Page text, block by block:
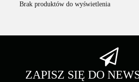
Brak produktów do wyświetlenia
ZAPISZ SIĘ DO